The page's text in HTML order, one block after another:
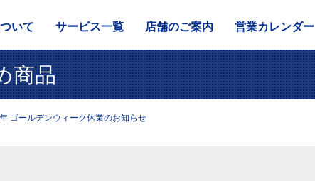
いて サービス一覧 店舗のご案内 営業カレンダー
商品
ゴールデンウィーク休業のお知らせ